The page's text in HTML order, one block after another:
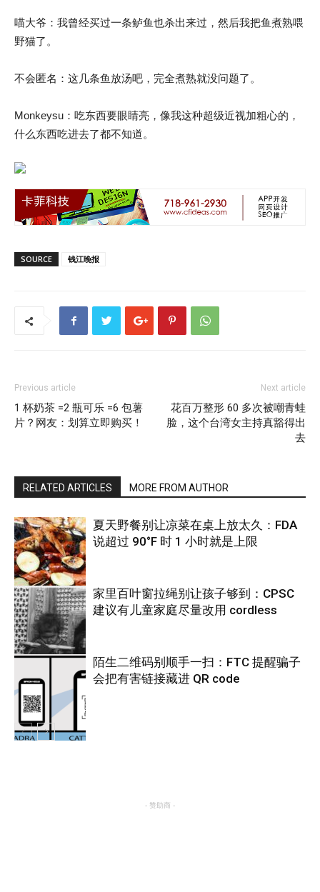
喵大爷：我曾经买过一条鲈鱼也杀出来过，然后我把鱼煮熟喂
野猫了。
不会匿名：这几条鱼放汤吧，完全煮熟就没问题了。
Monkeysu：吃东西要眼睛亮，像我这种超级近视加粗心的，
什么东西吃进去了都不知道。
SOURCE 钱江晚报
Previous article
1 杯奶茶 =2 瓶可乐 =6 包薯
片？网友：划算立即购买！
Next article
花百万整形 60 多次被嘲青蛙
脸，这个台湾女主持真豁得出
去
RELATED ARTICLES MORE FROM AUTHOR
热点
夏天野餐别让凉菜在桌上放太久：FDA
说超过 90°F 时 1 小时就是上限
热点
家里百叶窗拉绳别让孩子够到：CPSC
建议有儿童家庭尽量改用 cordless
陌生二维码别顺手一扫：FTC 提醒骗子
会把有害链接藏进 QR code
- 赞助商 -